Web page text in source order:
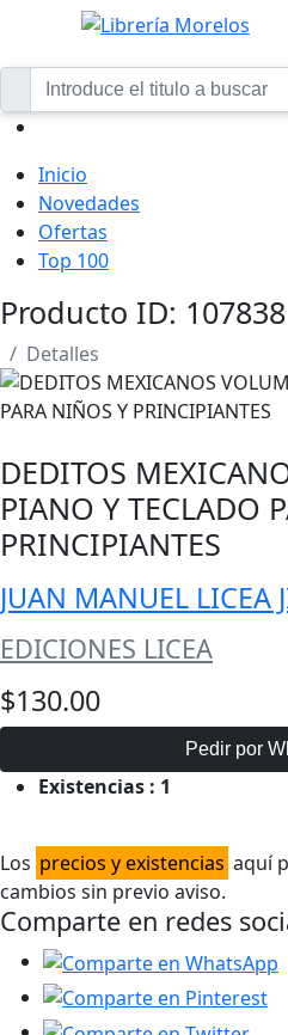
Inicio
Novedades
Ofertas
Top 100
Producto ID: 107838
Detalles
DEDITOS
PIANO Y TECLADO
PRINCIPIANTES
JUAN MANUEL LICEA
EDICIONES LICEA
$130.00
Pedir por
Existencias : 1
Los precios y existencias aquí
cambios sin previo aviso.
Comparte en redes